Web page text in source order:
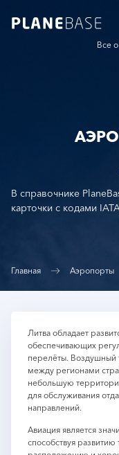
Все
В справочнике
карточки с кодами
Главная Аэропорты
Литва обладает
обеспечивающих
перелёты. Воздушный
между регионами
небольшую
для обслуживания
направлений.
Авиация является
способствуя